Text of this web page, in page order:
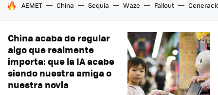
HOY SE HABLA DE
AEMET China Sequía Waze Fallout
China acaba de regular
algo que realmente
importa: que la IA acabe
siendo nuestra amiga o
nuestra novia